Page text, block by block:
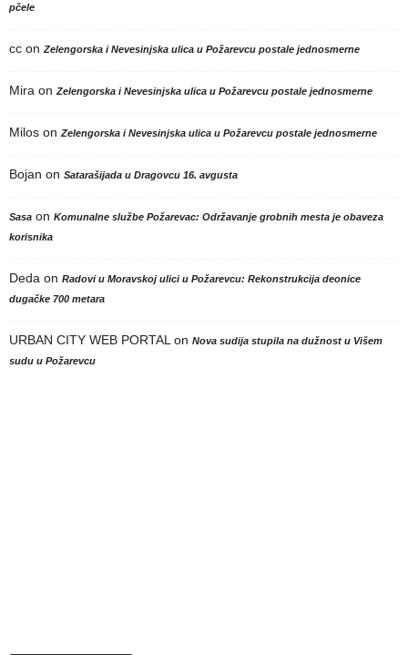
pčele
cc on Zelengorska i Nevesinjska ulica u Požarevcu postale jednosmerne
Mira on Zelengorska i Nevesinjska ulica u Požarevcu postale jednosmerne
Milos on Zelengorska i Nevesinjska ulica u Požarevcu postale jednosmerne
Bojan on Satarašijada u Dragovcu 16. avgusta
Sasa on Komunalne službe Požarevac: Održavanje grobnih mesta je obaveza
korisnika
Deda on Radovi u Moravskoj ulici u Požarevcu: Rekonstrukcija deonice
dugačke 700 metara
URBAN CITY WEB PORTAL on Nova sudija stupila na dužnost u Višem
sudu u Požarevcu